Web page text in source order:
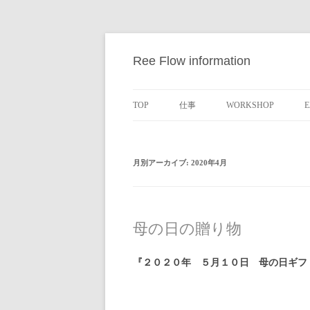
Ree Flow information
TOP 仕事 WORKSHOP
月別アーカイブ: 2020年4月
母の日の贈り物
『２０２０年 ５月１０日 母の日ギフ